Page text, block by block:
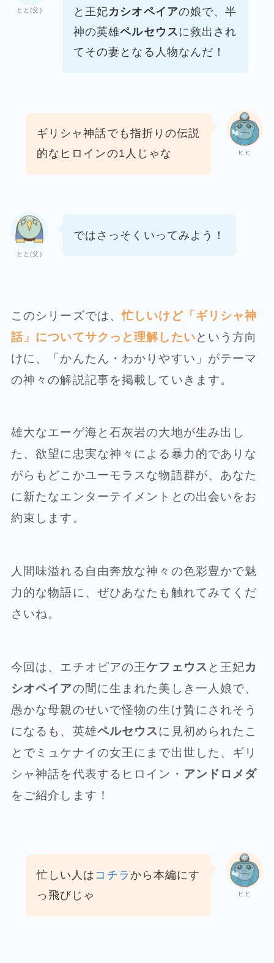
とと(父)
と王妃カシオペイアの娘で、半
神の英雄ペルセウスに救出され
てその妻となる人物なんだ！
ヒヒ
ギリシャ神話でも指折りの伝説
的なヒロインの1人じゃな
とと(父)
ではさっそくいってみよう！
このシリーズでは、忙しいけど「ギリシャ神
話」についてサクっと理解したいという方向
けに、「かんたん・わかりやすい」がテーマ
の神々の解説記事を掲載していきます。
雄大なエーゲ海と石灰岩の大地が生み出し
た、欲望に忠実な神々による暴力的でありな
がらもどこかユーモラスな物語群が、あなた
に新たなエンターテイメントとの出会いをお
約束します。
人間味溢れる自由奔放な神々の色彩豊かで魅
力的な物語に、ぜひあなたも触れてみてくだ
さいね。
今回は、エチオピアの王ケフェウス と王妃カ
シオペイアの間に生まれた美しき一人娘で、
愚かな母親のせいで怪物の生け贄にされそう
になるも、英雄ペルセウス に見初められたこ
とでミュケナイの女王にまで出世した、ギリ
シャ神話を代表するヒロイン・ アンドロメダ
をご紹介します！
ヒヒ
忙しい人は コチラ から本編にす
っ飛びじゃ